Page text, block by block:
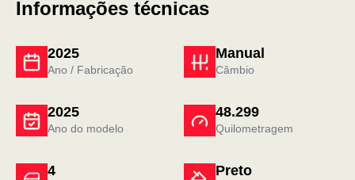
Informações técnicas
2025
Ano / Fabricação
Manual
Câmbio
4 Preto
2025
Ano do modelo
48.299
Quilometragem